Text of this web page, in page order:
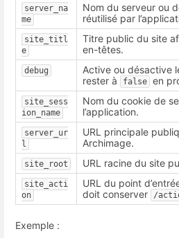
server_na
me
Nom du serveur ou
réutilisé par
site_titl
e
Titre public du site
en-têtes.
debug
Active ou désactive
rester à
false en
site_sess
ion_name
Nom du cookie de
l’application.
server_ur
l
URL principale
Archimage.
site_root URL racine du site
site_acti
on
URL du point
doit conserver
/
Exemple :